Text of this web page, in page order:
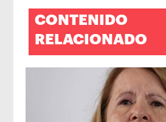
CONTENIDO
RELACIONADO